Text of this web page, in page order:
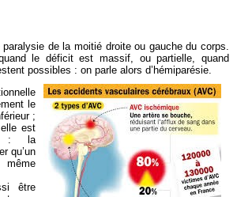
de la moitié droite ou gauche du corps.
le déficit est massif, ou partielle, quand
possibles : on parle alors d’hémiparésie.
le
;
est
: la
qu’un
être